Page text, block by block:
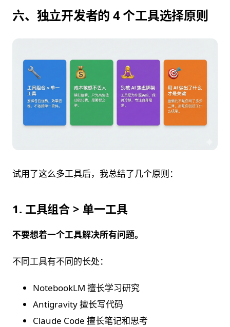
六、独立开发者的 4 个工具选择原则
试用了这么多工具后，我总结了几个原则：
1. 工具组合 > 单一工具
不要想着一个工具解决所有问题。
不同工具有不同的长处：
NotebookLM 擅长学习研究
Antigravity 擅长写代码
Claude Code 擅长笔记和思考